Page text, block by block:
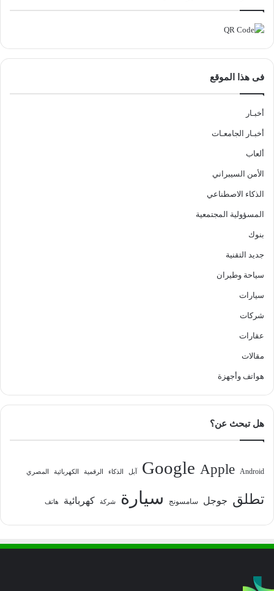
فى هذا الموقع
أخبـار
أخبـار الجامعـات
ألعاب
الأمن السيبراني
الذكاء الاصطناعي
المسؤولية المجتمعية
بنوك
جديد التقنية
سياحة وطيران
سيارات
شركات
عقارات
مقالات
هواتف وأجهزة
هل تبحث عن؟
Android
Apple
Google آبل الذكاء الرقمية الكهربائية المصري
تطلق جوجل سامسونج سيارة شركة كهربائية هاتف